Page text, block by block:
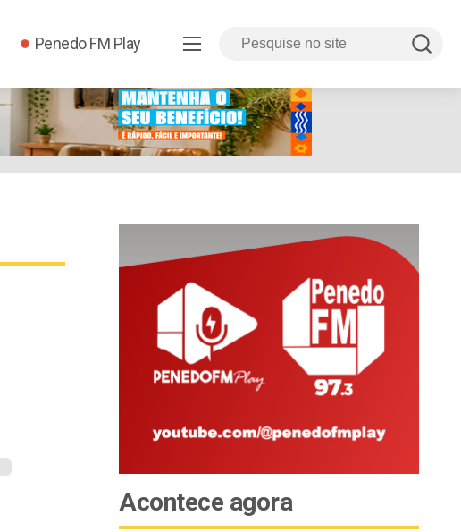
Penedo FM Play
Acontece agora